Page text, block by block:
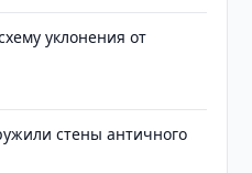
уклонения от
стены античного